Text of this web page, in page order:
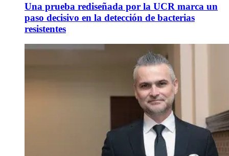
Una prueba rediseñada por la UCR marca un
paso decisivo en la detección de bacterias
resistentes